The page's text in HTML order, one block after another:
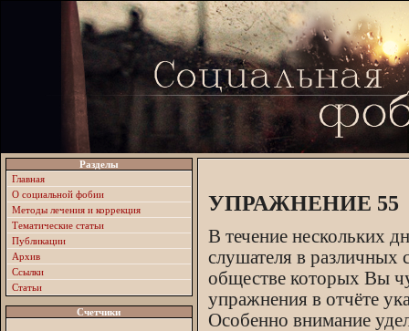
Разделы
Главная
О социальной фобии
Методы лечения и коррекция
Тематические статьи
Публикации
Архив
Ссылки
Статьи
Счетчики
УПРАЖНЕНИЕ 55
В течение нескольких
слушателя в различных
обществе которых Вы
упражнения в отчёте
Особенно внимание